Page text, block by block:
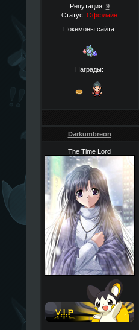
Репутация: 9
Статус: Оффлайн
Покемоны сайта:
Награды:
Darkumbreon
The Time Lord